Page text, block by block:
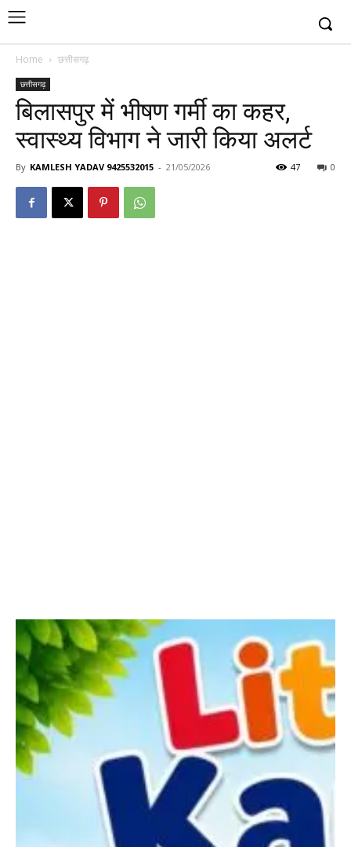
Home छत्तीसगढ़
छत्तीसगढ़
बिलासपुर में भीषण गर्मी का कहर,
स्वास्थ्य विभाग ने जारी किया अलर्ट
By KAMLESH YADAV 9425532015 - 21/05/2026 0
47